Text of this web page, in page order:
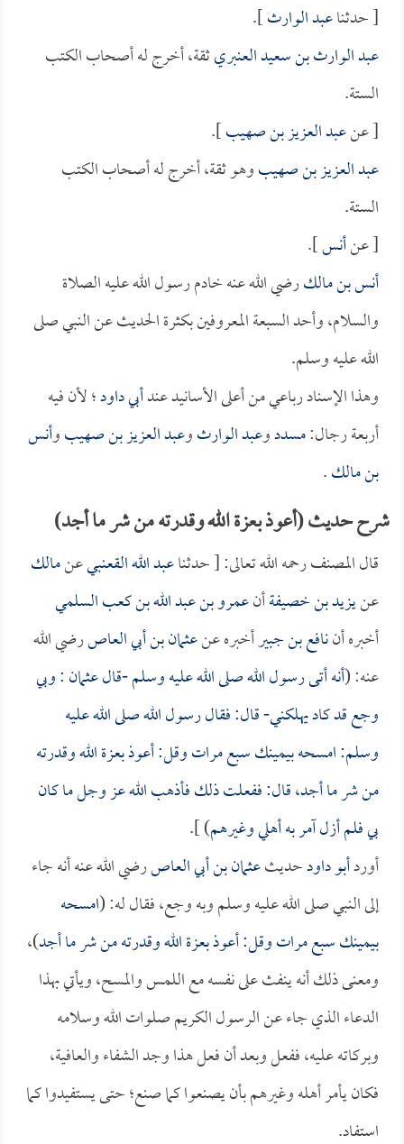
[ حدثناعبد الوارث].
عبد الوارث بن سعيد العنبريثقة، أخرج له أصحاب الكتب
الستة.
[ عنعبد العزيز بن صهيب].
عبد العزيز بن صهيبوهو ثقة، أخرج له أصحاب الكتب
الستة.
[ عنأنس].
أنس بن مالكرضي الله عنه خادم رسول الله عليه الصلاة
والسلام، وأحد السبعة المعروفين بكثرة الحديث عن النبي صلى
الله عليه وسلم.
وهذا الإسناد رباعي من أعلى الأسانيد عندأبي داود؛ لأن فيه
أربعة رجال:مسددوعبد الوارثوعبد العزيز بن صهيبوأنس
بن مالك.
شرح حديث (أعوذ بعزة الله وقدرته من شر ما أجد)
قال المصنف رحمه الله تعالى: [ حدثناعبد الله القعنبيعنمالك
عنيزيد بن خصيفةأنعمرو بن عبد الله بن كعب السلمي
أخبره أننافع بن جبيرأخبره عنعثمان بن أبي العاصرضي الله
عنه: (أنه أتى رسول الله صلى الله عليه وسلم -قالعثمان: وبي
وجع قد كاد يهلكني- قال: فقال رسول الله صلى الله عليه
وسلم: امسحه بيمينك سبع مرات وقل: أعوذ بعزة الله وقدرته
من شر ما أجد، قال: ففعلت ذلك فأذهب الله عز وجل ما كان
بي فلم أزل آمر به أهلي وغيرهم) ].
أوردأبو داودحديثعثمان بن أبي العاصرضي الله عنه أنه جاء
إلى النبي صلى الله عليه وسلم وبه وجع، فقال له: (امسحه
بيمينك سبع مرات وقل: أعوذ بعزة الله وقدرته من شر ما أجد)،
ومعنى ذلك أنه ينفث على نفسه مع اللمس والمسح، ويأتي بهذا
الدعاء الذي جاء عن الرسول الكريم صلوات الله وسلامه
وبركاته عليه، ففعل وبعد أن فعل هذا وجد الشفاء والعافية،
فكان يأمر أهله وغيرهم بأن يصنعوا كما صنع؛ حتى يستفيدوا كما
استفاد.